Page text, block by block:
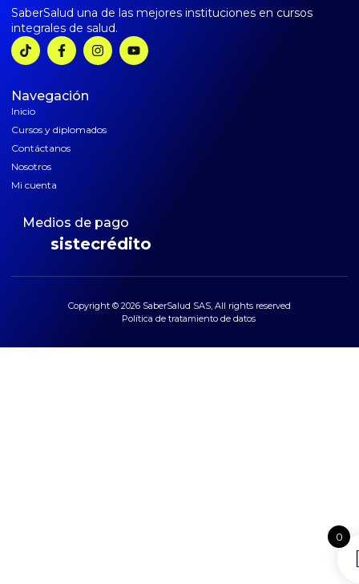
SaberSalud una de las mejores instituciones en cursos
integrales de salud.
Navegación
Inicio
Cursos y diplomados
Contáctanos
Nosotros
Mi cuenta
Medios de pago
sistecrédito
Copyright © 2026 SaberSalud SAS, All rights reserved
Política de tratamiento de datos
0